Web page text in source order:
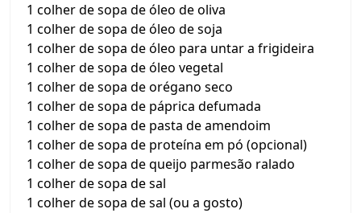
1 colher de sopa de óleo de oliva
1 colher de sopa de óleo de soja
1 colher de sopa de óleo para untar a frigideira
1 colher de sopa de óleo vegetal
1 colher de sopa de orégano seco
1 colher de sopa de páprica defumada
1 colher de sopa de pasta de amendoim
1 colher de sopa de proteína em pó (opcional)
1 colher de sopa de queijo parmesão ralado
1 colher de sopa de sal
1 colher de sopa de sal (ou a gosto)